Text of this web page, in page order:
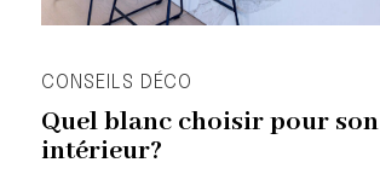
Quel blanc choisir pour son
intérieur?
CONSEILS DÉCO